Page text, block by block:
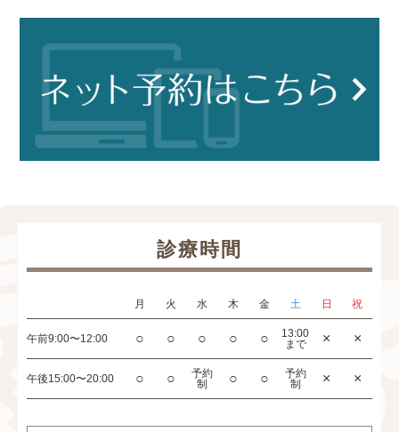
診療時間
月 火 水 木 金 土 日 祝
午前9:00〜12:00 ○ ○ ○ ○ ○
13:00
まで
× ×
午後15:00〜20:00 ○ ○
予約
制
○ ○
予約
制
× ×